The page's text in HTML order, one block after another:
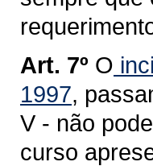
Art. 7º O
1997,
V - não
curso